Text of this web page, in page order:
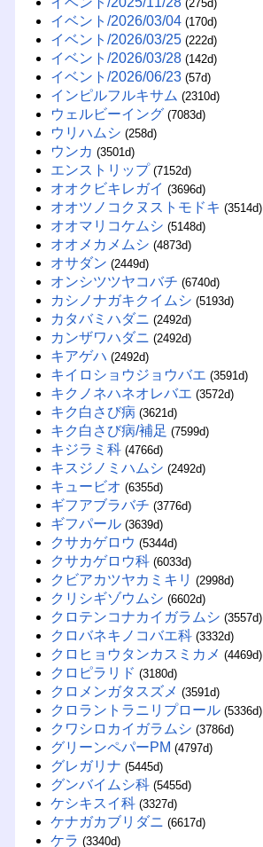
(275d)
イベント/2026/03/04 (170d)
イベント/2026/03/25 (222d)
イベント/2026/03/28 (142d)
イベント/2026/06/23 (57d)
インピルフルキサム (2310d)
ウェルビーイング (7083d)
ウリハムシ (258d)
ウンカ (3501d)
エンストリップ (7152d)
オオクビキレガイ (3696d)
オオツノコクヌストモドキ (3514d)
オオマリコケムシ (5148d)
オオメカメムシ (4873d)
オサダン (2449d)
オンシツツヤコバチ (6740d)
カシノナガキクイムシ (5193d)
カタバミハダニ (2492d)
カンザワハダニ (2492d)
キアゲハ (2492d)
キイロショウジョウバエ (3591d)
キクノネハネオレバエ (3572d)
キク白さび病 (3621d)
キク白さび病/補足 (7599d)
キジラミ科 (4766d)
キスジノミハムシ (2492d)
キュービオ (6355d)
ギフアブラバチ (3776d)
ギフパール (3639d)
クサカゲロウ (5344d)
クサカゲロウ科 (6033d)
クビアカツヤカミキリ (2998d)
クリシギゾウムシ (6602d)
クロテンコナカイガラムシ (3557d)
クロバネキノコバエ科 (3332d)
クロヒョウタンカスミカメ (4469d)
クロピラリド (3180d)
クロメンガタスズメ (3591d)
クロラントラニリプロール (5336d)
クワシロカイガラムシ (3786d)
グリーンペパーPM (4797d)
グレガリナ (5445d)
グンバイムシ科 (5455d)
ケシキスイ科 (3327d)
ケナガカブリダニ (6617d)
ケラ (3340d)